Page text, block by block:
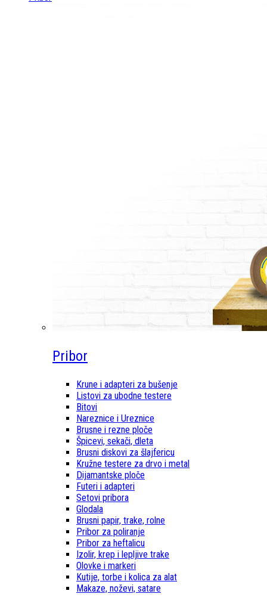
Pribor
Krune i adapteri za bušenje
Listovi za ubodne testere
Bitovi
Nareznice i Ureznice
Brusne i rezne ploče
Špicevi, sekači, dleta
Brusni diskovi za šlajfericu
Kružne testere za drvo i metal
Dijamantske ploče
Futeri i adapteri
Setovi pribora
Glodala
Brusni papir, trake, rolne
Pribor za poliranje
Pribor za heftalicu
Izolir, krep i lepljive trake
Olovke i markeri
Kutije, torbe i kolica za alat
Makaze, noževi, satare